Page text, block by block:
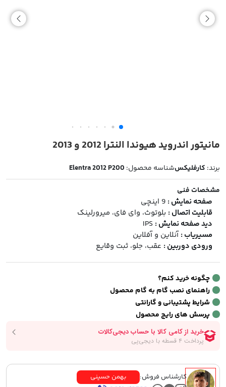
مانیتور اندروید هیوندا النترا 2012 و 2013
برند: کارفلیکسشناسه محصول: Elentra 2012 P200
مشخصات فنی
صفحه نمایش : 9 اینچی
قابلیت اتصال : بلوتوث، وای فای، میرورلینک
دید صفحه نمایش : IPS
مسیریاب : آنلاین و آفلاین
ورودی دوربین : عقب، جلو، ثبت وقایع
چگونه خرید کنم؟
راهنمای نصب گام به گام محصول
شرایط پشتیبانی و گارانتی
پرسش های رایج محصول
کارشناس فروش: بهمن حسینی